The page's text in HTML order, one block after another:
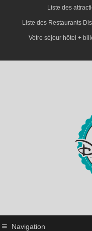
Liste des
Liste des Restaurants
Votre séjour hôtel +
Navigation